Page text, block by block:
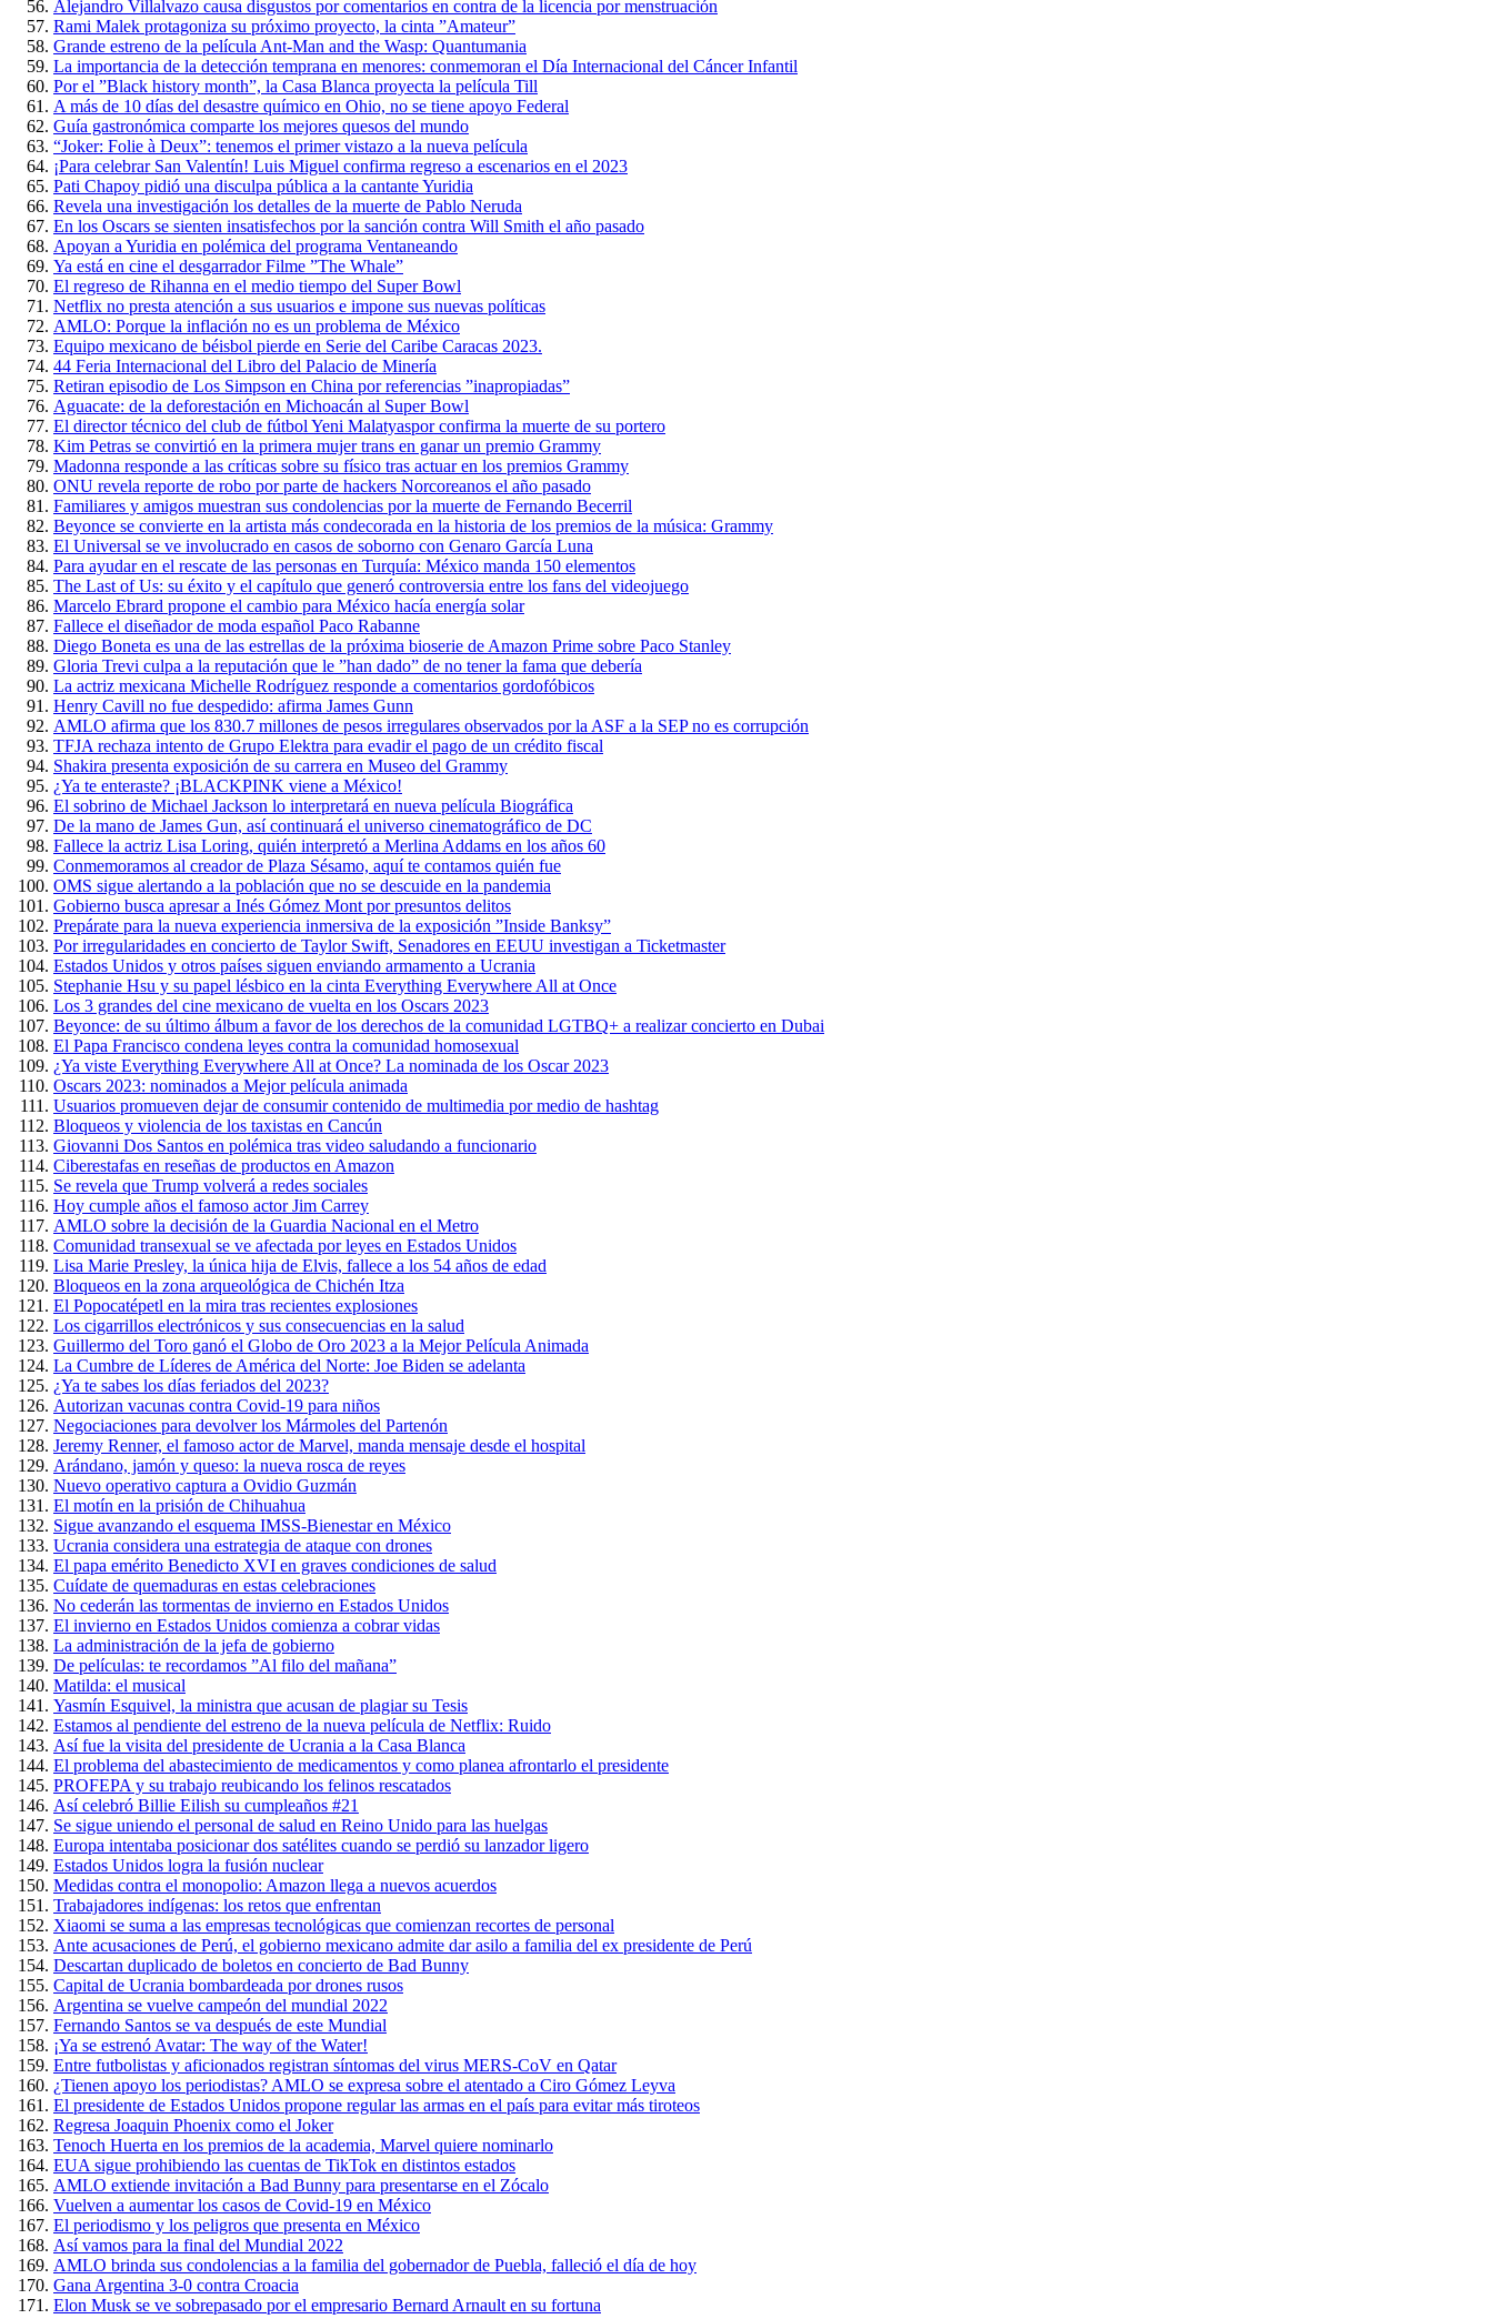
Alejandro Villalvazo causa disgustos por comentarios en contra de la licencia por menstruación
Rami Malek protagoniza su próximo proyecto, la cinta ”Amateur”
Grande estreno de la película Ant-Man and the Wasp: Quantumania
La importancia de la detección temprana en menores: conmemoran el Día Internacional del Cáncer Infantil
Por el ”Black history month”, la Casa Blanca proyecta la película Till
A más de 10 días del desastre químico en Ohio, no se tiene apoyo Federal
Guía gastronómica comparte los mejores quesos del mundo
“Joker: Folie à Deux”: tenemos el primer vistazo a la nueva película
¡Para celebrar San Valentín! Luis Miguel confirma regreso a escenarios en el 2023
Pati Chapoy pidió una disculpa pública a la cantante Yuridia
Revela una investigación los detalles de la muerte de Pablo Neruda
En los Oscars se sienten insatisfechos por la sanción contra Will Smith el año pasado
Apoyan a Yuridia en polémica del programa Ventaneando
Ya está en cine el desgarrador Filme ”The Whale”
El regreso de Rihanna en el medio tiempo del Super Bowl
Netflix no presta atención a sus usuarios e impone sus nuevas políticas
AMLO: Porque la inflación no es un problema de México
Equipo mexicano de béisbol pierde en Serie del Caribe Caracas 2023.
44 Feria Internacional del Libro del Palacio de Minería
Retiran episodio de Los Simpson en China por referencias ”inapropiadas”
Aguacate: de la deforestación en Michoacán al Super Bowl
El director técnico del club de fútbol Yeni Malatyaspor confirma la muerte de su portero
Kim Petras se convirtió en la primera mujer trans en ganar un premio Grammy
Madonna responde a las críticas sobre su físico tras actuar en los premios Grammy
ONU revela reporte de robo por parte de hackers Norcoreanos el año pasado
Familiares y amigos muestran sus condolencias por la muerte de Fernando Becerril
Beyonce se convierte en la artista más condecorada en la historia de los premios de la música: Grammy
El Universal se ve involucrado en casos de soborno con Genaro García Luna
Para ayudar en el rescate de las personas en Turquía: México manda 150 elementos
The Last of Us: su éxito y el capítulo que generó controversia entre los fans del videojuego
Marcelo Ebrard propone el cambio para México hacía energía solar
Fallece el diseñador de moda español Paco Rabanne
Diego Boneta es una de las estrellas de la próxima bioserie de Amazon Prime sobre Paco Stanley
Gloria Trevi culpa a la reputación que le ”han dado” de no tener la fama que debería
La actriz mexicana Michelle Rodríguez responde a comentarios gordofóbicos
Henry Cavill no fue despedido: afirma James Gunn
AMLO afirma que los 830.7 millones de pesos irregulares observados por la ASF a la SEP no es corrupción
TFJA rechaza intento de Grupo Elektra para evadir el pago de un crédito fiscal
Shakira presenta exposición de su carrera en Museo del Grammy
¿Ya te enteraste? ¡BLACKPINK viene a México!
El sobrino de Michael Jackson lo interpretará en nueva película Biográfica
De la mano de James Gun, así continuará el universo cinematográfico de DC
Fallece la actriz Lisa Loring, quién interpretó a Merlina Addams en los años 60
Conmemoramos al creador de Plaza Sésamo, aquí te contamos quién fue
OMS sigue alertando a la población que no se descuide en la pandemia
Gobierno busca apresar a Inés Gómez Mont por presuntos delitos
Prepárate para la nueva experiencia inmersiva de la exposición ”Inside Banksy”
Por irregularidades en concierto de Taylor Swift, Senadores en EEUU investigan a Ticketmaster
Estados Unidos y otros países siguen enviando armamento a Ucrania
Stephanie Hsu y su papel lésbico en la cinta Everything Everywhere All at Once
Los 3 grandes del cine mexicano de vuelta en los Oscars 2023
Beyonce: de su último álbum a favor de los derechos de la comunidad LGTBQ+ a realizar concierto en Dubai
El Papa Francisco condena leyes contra la comunidad homosexual
¿Ya viste Everything Everywhere All at Once? La nominada de los Oscar 2023
Oscars 2023: nominados a Mejor película animada
Usuarios promueven dejar de consumir contenido de multimedia por medio de hashtag
Bloqueos y violencia de los taxistas en Cancún
Giovanni Dos Santos en polémica tras video saludando a funcionario
Ciberestafas en reseñas de productos en Amazon
Se revela que Trump volverá a redes sociales
Hoy cumple años el famoso actor Jim Carrey
AMLO sobre la decisión de la Guardia Nacional en el Metro
Comunidad transexual se ve afectada por leyes en Estados Unidos
Lisa Marie Presley, la única hija de Elvis, fallece a los 54 años de edad
Bloqueos en la zona arqueológica de Chichén Itza
El Popocatépetl en la mira tras recientes explosiones
Los cigarrillos electrónicos y sus consecuencias en la salud
Guillermo del Toro ganó el Globo de Oro 2023 a la Mejor Película Animada
La Cumbre de Líderes de América del Norte: Joe Biden se adelanta
¿Ya te sabes los días feriados del 2023?
Autorizan vacunas contra Covid-19 para niños
Negociaciones para devolver los Mármoles del Partenón
Jeremy Renner, el famoso actor de Marvel, manda mensaje desde el hospital
Arándano, jamón y queso: la nueva rosca de reyes
Nuevo operativo captura a Ovidio Guzmán
El motín en la prisión de Chihuahua
Sigue avanzando el esquema IMSS-Bienestar en México
Ucrania considera una estrategia de ataque con drones
El papa emérito Benedicto XVI en graves condiciones de salud
Cuídate de quemaduras en estas celebraciones
No cederán las tormentas de invierno en Estados Unidos
El invierno en Estados Unidos comienza a cobrar vidas
La administración de la jefa de gobierno
De películas: te recordamos ”Al filo del mañana”
Matilda: el musical
Yasmín Esquivel, la ministra que acusan de plagiar su Tesis
Estamos al pendiente del estreno de la nueva película de Netflix: Ruido
Así fue la visita del presidente de Ucrania a la Casa Blanca
El problema del abastecimiento de medicamentos y como planea afrontarlo el presidente
PROFEPA y su trabajo reubicando los felinos rescatados
Así celebró Billie Eilish su cumpleaños #21
Se sigue uniendo el personal de salud en Reino Unido para las huelgas
Europa intentaba posicionar dos satélites cuando se perdió su lanzador ligero
Estados Unidos logra la fusión nuclear
Medidas contra el monopolio: Amazon llega a nuevos acuerdos
Trabajadores indígenas: los retos que enfrentan
Xiaomi se suma a las empresas tecnológicas que comienzan recortes de personal
Ante acusaciones de Perú, el gobierno mexicano admite dar asilo a familia del ex presidente de Perú
Descartan duplicado de boletos en concierto de Bad Bunny
Capital de Ucrania bombardeada por drones rusos
Argentina se vuelve campeón del mundial 2022
Fernando Santos se va después de este Mundial
¡Ya se estrenó Avatar: The way of the Water!
Entre futbolistas y aficionados registran síntomas del virus MERS-CoV en Qatar
¿Tienen apoyo los periodistas? AMLO se expresa sobre el atentado a Ciro Gómez Leyva
El presidente de Estados Unidos propone regular las armas en el país para evitar más tiroteos
Regresa Joaquin Phoenix como el Joker
Tenoch Huerta en los premios de la academia, Marvel quiere nominarlo
EUA sigue prohibiendo las cuentas de TikTok en distintos estados
AMLO extiende invitación a Bad Bunny para presentarse en el Zócalo
Vuelven a aumentar los casos de Covid-19 en México
El periodismo y los peligros que presenta en México
Así vamos para la final del Mundial 2022
AMLO brinda sus condolencias a la familia del gobernador de Puebla, falleció el día de hoy
Gana Argentina 3-0 contra Croacia
Elon Musk se ve sobrepasado por el empresario Bernard Arnault en su fortuna